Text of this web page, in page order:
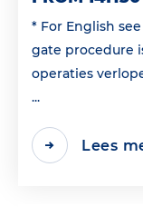
* For English
gate procedure
operaties
...
Lees